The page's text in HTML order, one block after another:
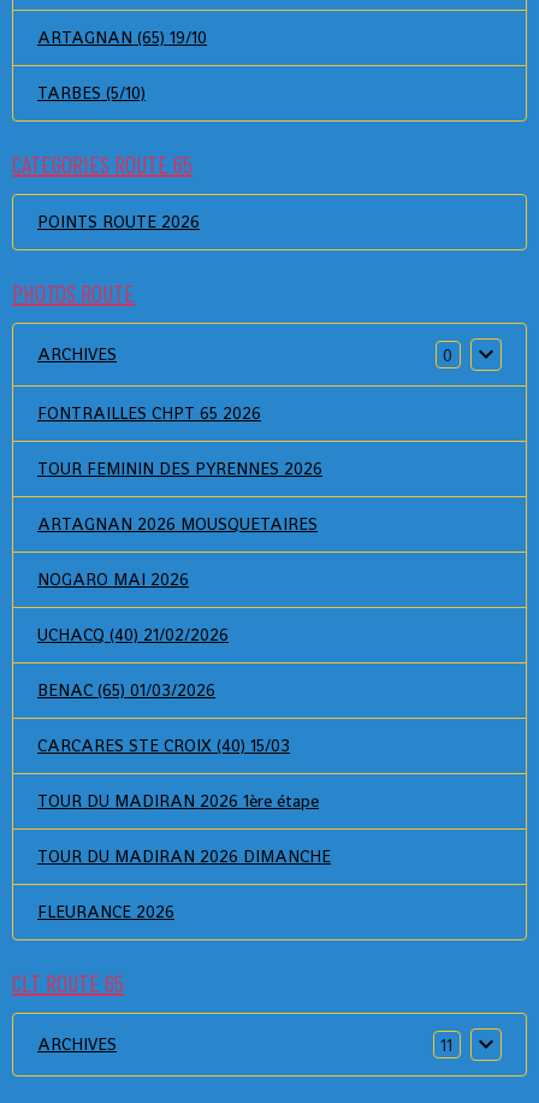
ARTAGNAN (65) 19/10
TARBES (5/10)
CATEGORIES ROUTE 65
POINTS ROUTE 2026
PHOTOS ROUTE
ARCHIVES 0
FONTRAILLES CHPT 65 2026
TOUR FEMININ DES PYRENNES 2026
ARTAGNAN 2026 MOUSQUETAIRES
NOGARO MAI 2026
UCHACQ (40) 21/02/2026
BENAC (65) 01/03/2026
CARCARES STE CROIX (40) 15/03
TOUR DU MADIRAN 2026 1ère étape
TOUR DU MADIRAN 2026 DIMANCHE
FLEURANCE 2026
CLT ROUTE 65
ARCHIVES 11